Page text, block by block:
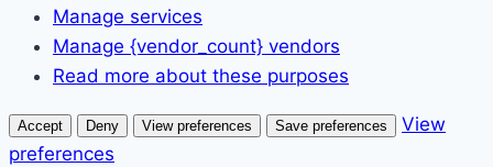
Manage services
Manage {vendor_count} vendors
Read more about these purposes
Accept Deny View preferences Save preferences
View
preferences